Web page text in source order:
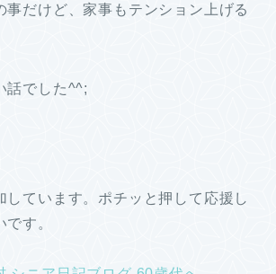
事だけど、家事もテンション上げる
話でした^^;
しています。ポチッと押して応援し
す。